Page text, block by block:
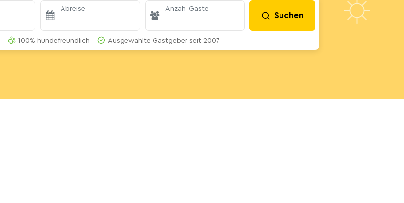
Abreise Anzahl Gäste
Suchen
100% hundefreundlich Ausgewählte Gastgeber seit 2007